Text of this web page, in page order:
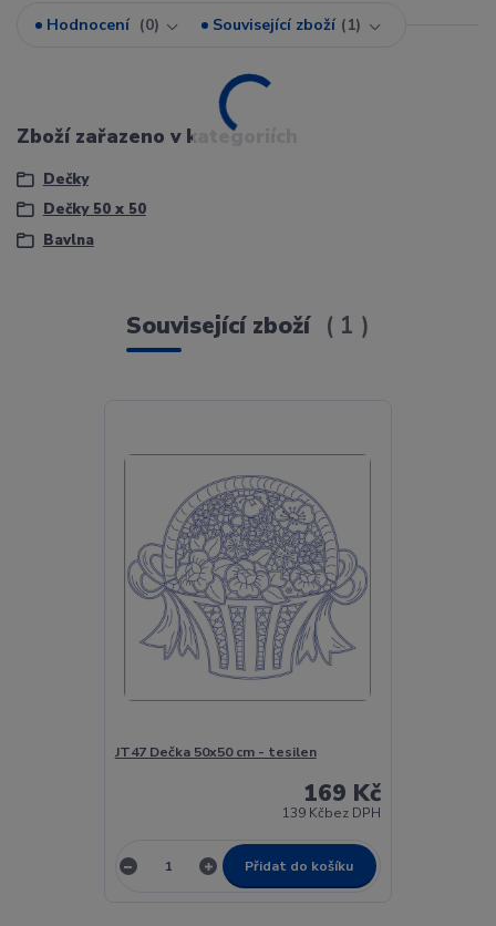
Hodnocení 0 Související zboží 1
Zboží zařazeno v kategoriích
Dečky
Dečky 50 x 50
Bavlna
Související zboží 1
JT47 Dečka 50x50 cm - tesilen
169 Kč
139 Kčbez DPH
Přidat do košíku